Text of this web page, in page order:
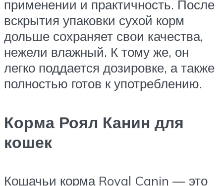
применении и практичность. После
вскрытия упаковки сухой корм
дольше сохраняет свои качества,
нежели влажный. К тому же, он
легко поддается дозировке, а также
полностью готов к употреблению.
Корма Роял Канин для
кошек
Кошачьи корма Royal Canin — это